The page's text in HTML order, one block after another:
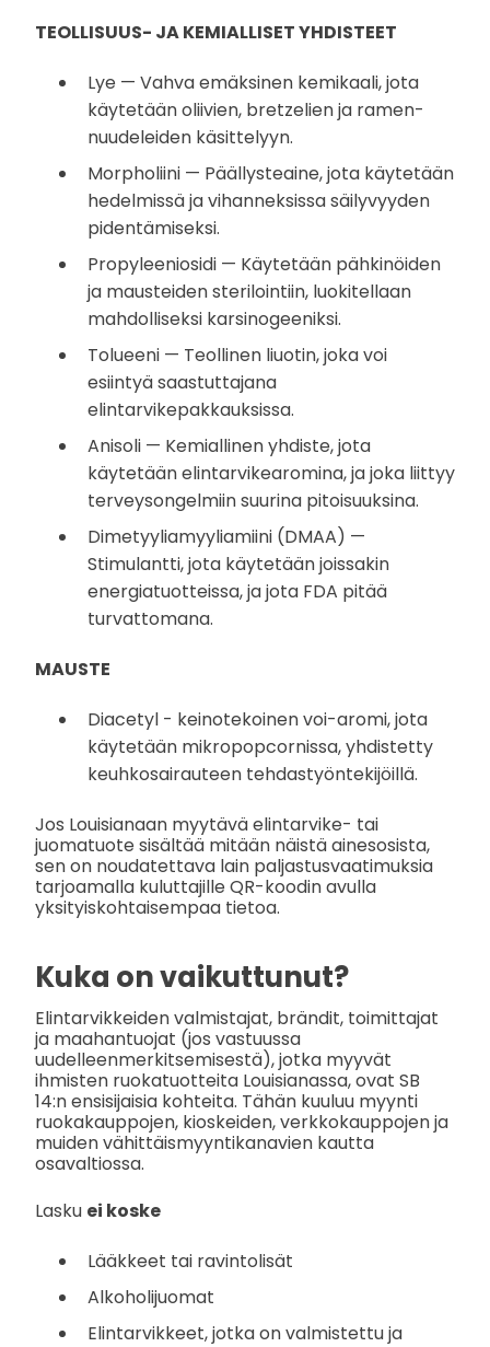
TEOLLISUUS- JA KEMIALLISET YHDISTEET
Lye — Vahva emäksinen kemikaali, jota
käytetään oliivien, bretzelien ja ramen-
nuudeleiden käsittelyyn.
Morpholiini — Päällysteaine, jota käytetään
hedelmissä ja vihanneksissa säilyvyyden
pidentämiseksi.
Propyleeniosidi — Käytetään pähkinöiden
ja mausteiden sterilointiin, luokitellaan
mahdolliseksi karsinogeeniksi.
Tolueeni — Teollinen liuotin, joka voi
esiintyä saastuttajana
elintarvikepakkauksissa.
Anisoli — Kemiallinen yhdiste, jota
käytetään elintarvikearomina, ja joka liittyy
terveysongelmiin suurina pitoisuuksina.
Dimetyyliamyyliamiini (DMAA) —
Stimulantti, jota käytetään joissakin
energiatuotteissa, ja jota FDA pitää
turvattomana.
MAUSTE
Diacetyl - keinotekoinen voi-aromi, jota
käytetään mikropopcornissa, yhdistetty
keuhkosairauteen tehdastyöntekijöillä.
Jos Louisianaan myytävä elintarvike- tai
juomatuote sisältää mitään näistä ainesosista,
sen on noudatettava lain paljastusvaatimuksia
tarjoamalla kuluttajille QR-koodin avulla
yksityiskohtaisempaa tietoa.
Kuka on vaikuttunut?
Elintarvikkeiden valmistajat, brändit, toimittajat
ja maahantuojat (jos vastuussa
uudelleenmerkitsemisestä), jotka myyvät
ihmisten ruokatuotteita Louisianassa, ovat SB
14:n ensisijaisia kohteita. Tähän kuuluu myynti
ruokakauppojen, kioskeiden, verkkokauppojen ja
muiden vähittäismyyntikanavien kautta
osavaltiossa.
Lasku ei koske
Lääkkeet tai ravintolisät
Alkoholijuomat
Elintarvikkeet, jotka on valmistettu ja